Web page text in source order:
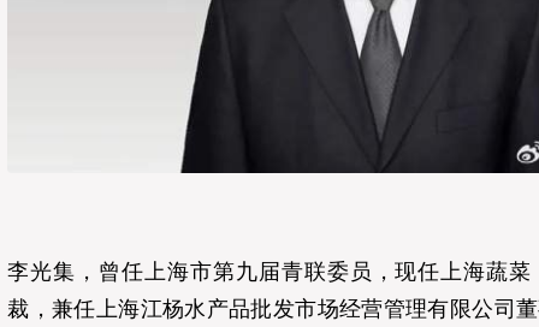
李光集，曾任上海市第九届青联委员，现任上海蔬
裁，兼任上海江杨水产品批发市场经营管理有限公司